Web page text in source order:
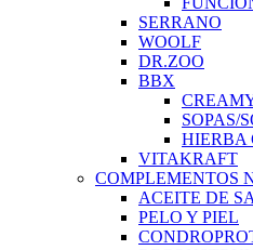
SERRANO
WOOLF
DR.ZOO
BBX
SOPAS/
HIERBA
VITAKRAFT
COMPLEMENTOS
ACEITE DE
PELO Y PIEL